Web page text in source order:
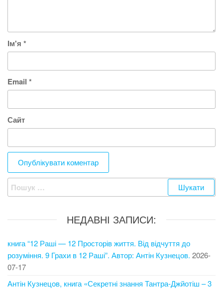
Ім'я *
Email *
Сайт
Пошук:
НЕДАВНІ ЗАПИСИ:
книга “12 Раші — 12 Просторів життя. Від відчуття до
розуміння. 9 Грахи в 12 Раші”. Автор: Антін Кузнецов. 2026-
07-17
Антін Кузнецов, книга «Секретні знання Тантра-Джйотіш – 3